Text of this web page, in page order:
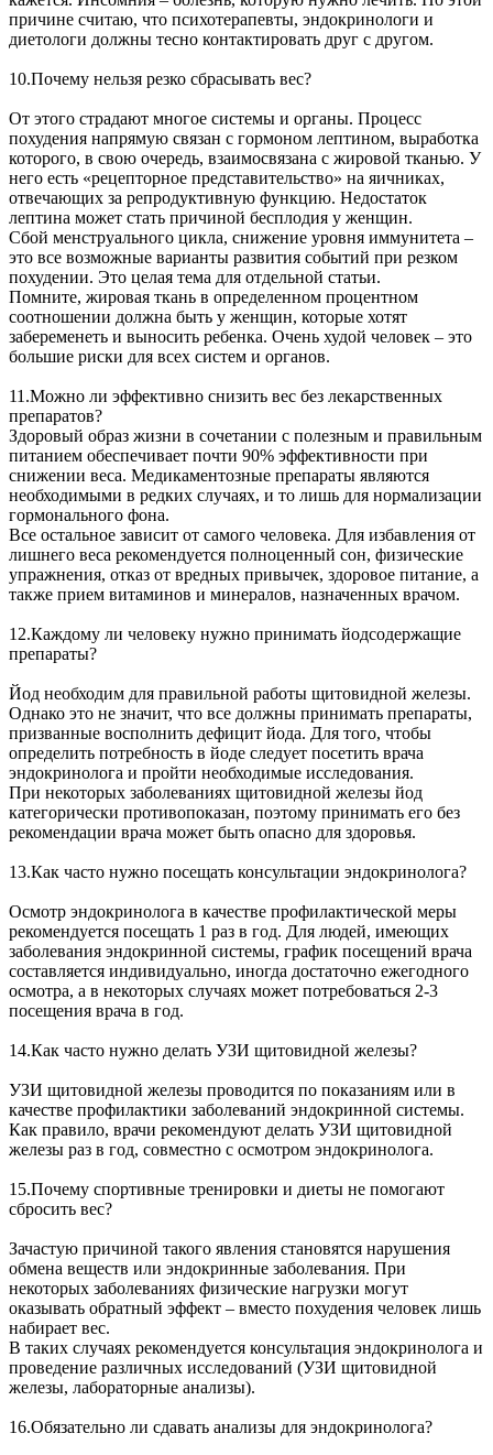
причине считаю, что психотерапевты, эндокринологи и
диетологи должны тесно контактировать друг с другом.
10.Почему нельзя резко сбрасывать вес?
От этого страдают многое системы и органы. Процесс
похудения напрямую связан с гормоном лептином, выработка
которого, в свою очередь, взаимосвязана с жировой тканью. У
него есть «рецепторное представительство» на яичниках,
отвечающих за репродуктивную функцию. Недостаток
лептина может стать причиной бесплодия у женщин.
Сбой менструального цикла, снижение уровня иммунитета –
это все возможные варианты развития событий при резком
похудении. Это целая тема для отдельной статьи.
Помните, жировая ткань в определенном процентном
соотношении должна быть у женщин, которые хотят
забеременеть и выносить ребенка. Очень худой человек – это
большие риски для всех систем и органов.
11.Можно ли эффективно снизить вес без лекарственных
препаратов?
Здоровый образ жизни в сочетании с полезным и правильным
питанием обеспечивает почти 90% эффективности при
снижении веса. Медикаментозные препараты являются
необходимыми в редких случаях, и то лишь для нормализации
гормонального фона.
Все остальное зависит от самого человека. Для избавления от
лишнего веса рекомендуется полноценный сон, физические
упражнения, отказ от вредных привычек, здоровое питание, а
также прием витаминов и минералов, назначенных врачом.
12.Каждому ли человеку нужно принимать йодсодержащие
препараты?
Йод необходим для правильной работы щитовидной железы.
Однако это не значит, что все должны принимать препараты,
призванные восполнить дефицит йода. Для того, чтобы
определить потребность в йоде следует посетить врача
эндокринолога и пройти необходимые исследования.
При некоторых заболеваниях щитовидной железы йод
категорически противопоказан, поэтому принимать его без
рекомендации врача может быть опасно для здоровья.
13.Как часто нужно посещать консультации эндокринолога?
Осмотр эндокринолога в качестве профилактической меры
рекомендуется посещать 1 раз в год. Для людей, имеющих
заболевания эндокринной системы, график посещений врача
составляется индивидуально, иногда достаточно ежегодного
осмотра, а в некоторых случаях может потребоваться 2-3
посещения врача в год.
14.Как часто нужно делать УЗИ щитовидной железы?
УЗИ щитовидной железы проводится по показаниям или в
качестве профилактики заболеваний эндокринной системы.
Как правило, врачи рекомендуют делать УЗИ щитовидной
железы раз в год, совместно с осмотром эндокринолога.
15.Почему спортивные тренировки и диеты не помогают
сбросить вес?
Зачастую причиной такого явления становятся нарушения
обмена веществ или эндокринные заболевания. При
некоторых заболеваниях физические нагрузки могут
оказывать обратный эффект – вместо похудения человек лишь
набирает вес.
В таких случаях рекомендуется консультация эндокринолога и
проведение различных исследований (УЗИ щитовидной
железы, лабораторные анализы).
16.Обязательно ли сдавать анализы для эндокринолога?